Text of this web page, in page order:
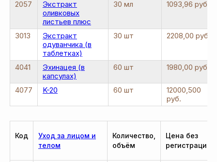
2057
Экстракт
оливковых
листьев плюс
30 мл 1093,96 руб.
3013
Экстракт
одуванчика (в
таблетках)
30 шт 2208,00 руб.
4041
Эхинацея (в
капсулах)
60 шт 1980,00 руб.
4077 K-20 60 шт
12000,500
руб.
Код
Уход за лицом и
телом
Количество,
объём
Цена без
регистрации